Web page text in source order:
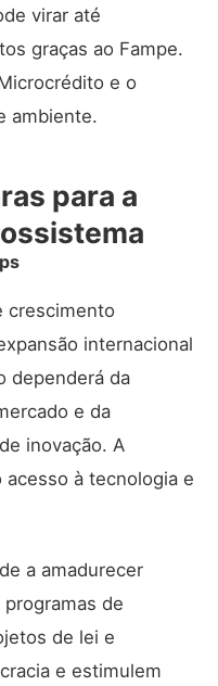
virar até
graças ao Fampe.
e o
ambiente.
para a
crescimento
internacional
dependerá da
e da
inovação. A
à tecnologia e
a amadurecer
de
de lei e
e estimulem